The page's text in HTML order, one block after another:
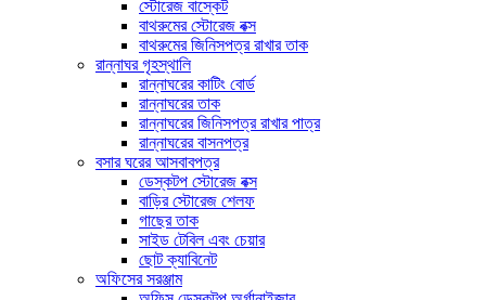
স্টোরেজ বাস্কেট
বাথরুমের স্টোরেজ বক্স
বাথরুমের জিনিসপত্র রাখার তাক
রান্নাঘর গৃহস্থালি
রান্নাঘরের কাটিং বোর্ড
রান্নাঘরের তাক
রান্নাঘরের জিনিসপত্র রাখার পাত্র
রান্নাঘরের বাসনপত্র
বসার ঘরের আসবাবপত্র
ডেস্কটপ স্টোরেজ বক্স
বাড়ির স্টোরেজ শেলফ
গাছের তাক
সাইড টেবিল এবং চেয়ার
ছোট ক্যাবিনেট
অফিসের সরঞ্জাম